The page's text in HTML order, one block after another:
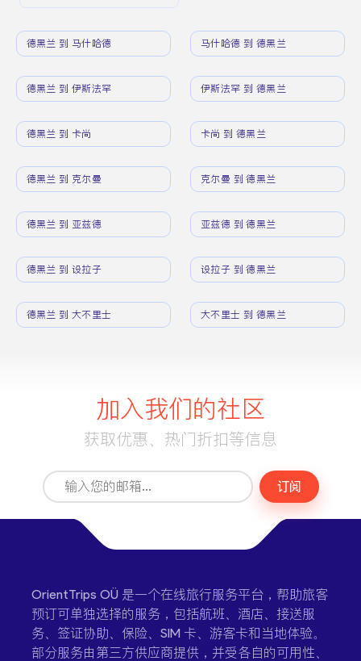
德黑兰 到 马什哈德 马什哈德 到 德黑兰
德黑兰 到 伊斯法罕 伊斯法罕 到 德黑兰
德黑兰 到 卡尚 卡尚 到 德黑兰
德黑兰 到 克尔曼 克尔曼 到 德黑兰
德黑兰 到 亚兹德 亚兹德 到 德黑兰
德黑兰 到 设拉子 设拉子 到 德黑兰
德黑兰 到 大不里士 大不里士 到 德黑兰
加入我们的社区
获取优惠、热门折扣等信息
订阅
OrientTrips OÜ 是一个在线旅行服务平台，帮助旅客
预订可单独选择的服务，包括航班、酒店、接送服
务、签证协助、保险、SIM 卡、游客卡和当地体验。
部分服务由第三方供应商提供，并受各自的可用性、